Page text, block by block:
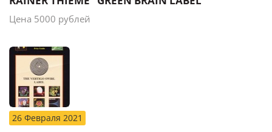
Цена 5000 рублей
26 Февраля 2021